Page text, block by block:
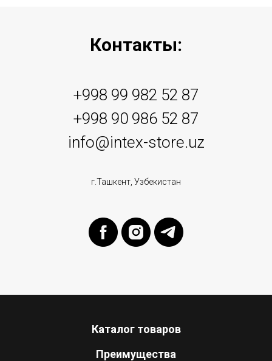
Контакты:
+998 99 982 52 87
+998 90 986 52 87
info@intex-store.uz
г.Ташкент, Узбекистан
Каталог товаров
Преимущества